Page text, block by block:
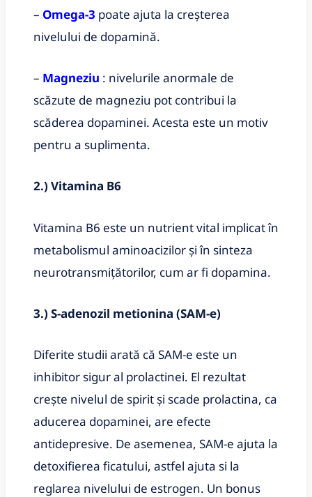
– Omega-3 poate ajuta la creșterea
nivelului de dopamină.
– Magneziu : nivelurile anormale de
scăzute de magneziu pot contribui la
scăderea dopaminei. Acesta este un motiv
pentru a suplimenta.
2.) Vitamina B6
Vitamina B6 este un nutrient vital implicat în
metabolismul aminoacizilor și în sinteza
neurotransmițătorilor, cum ar fi dopamina.
3.) S-adenozil metionina (SAM-e)
Diferite studii arată că SAM-e este un
inhibitor sigur al prolactinei. El rezultat
crește nivelul de spirit și scade prolactina, ca
aducerea dopaminei, are efecte
antidepresive. De asemenea, SAM-e ajuta la
detoxifierea ficatului, astfel ajuta si la
reglarea nivelului de estrogen. Un bonus